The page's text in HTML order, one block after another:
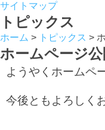
サイトマップ
トピックス
ホーム > トピックス >
ホームページ公
ようやくホームペ
今後ともよろしく